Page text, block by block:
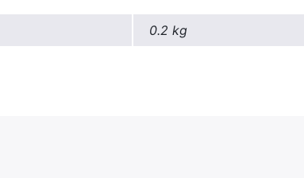
0.2 kg